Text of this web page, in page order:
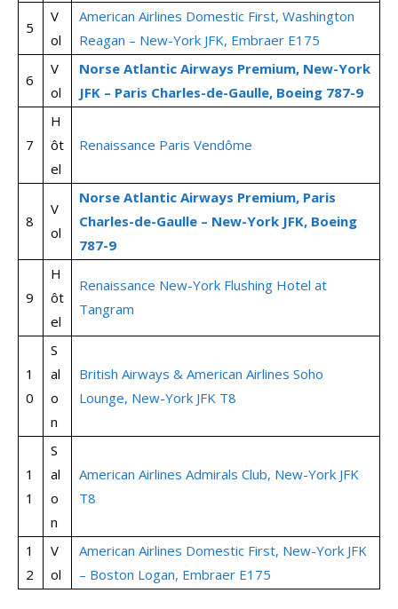
5
V
ol
American Airlines Domestic First, Washington
Reagan – New-York JFK, Embraer E175
6
V
ol
Norse Atlantic Airways Premium, New-York
JFK – Paris Charles-de-Gaulle, Boeing 787-9
7
H
ôt
el
Renaissance Paris Vendôme
8
V
ol
Norse Atlantic Airways Premium, Paris
Charles-de-Gaulle – New-York JFK, Boeing
787-9
9
H
ôt
el
Renaissance New-York Flushing Hotel at
Tangram
1
0
S
al
o
n
British Airways & American Airlines Soho
Lounge, New-York JFK T8
1
1
S
al
o
n
American Airlines Admirals Club, New-York JFK
T8
1
2
V
ol
American Airlines Domestic First, New-York JFK
– Boston Logan, Embraer E175